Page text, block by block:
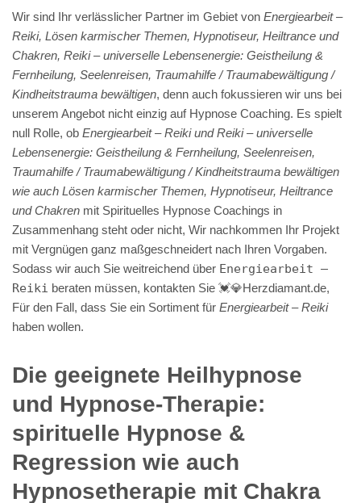
Wir sind Ihr verlässlicher Partner im Gebiet von Energiearbeit –
Reiki, Lösen karmischer Themen, Hypnotiseur, Heiltrance und
Chakren, Reiki – universelle Lebensenergie: Geistheilung &
Fernheilung, Seelenreisen, Traumahilfe / Traumabewältigung /
Kindheitstrauma bewältigen, denn auch fokussieren wir uns bei
unserem Angebot nicht einzig auf Hypnose Coaching. Es spielt
null Rolle, ob Energiearbeit – Reiki und Reiki – universelle
Lebensenergie: Geistheilung & Fernheilung, Seelenreisen,
Traumahilfe / Traumabewältigung / Kindheitstrauma bewältigen
wie auch Lösen karmischer Themen, Hypnotiseur, Heiltrance
und Chakren mit Spirituelles Hypnose Coachings in
Zusammenhang steht oder nicht, Wir nachkommen Ihr Projekt
mit Vergnügen ganz maßgeschneidert nach Ihren Vorgaben.
Sodass wir auch Sie weitreichend über Energiearbeit –
Reiki beraten müssen, kontakten Sie 💓️💎Herzdiamant.de,
Für den Fall, dass Sie ein Sortiment für Energiearbeit – Reiki
haben wollen.
Die geeignete Heilhypnose
und Hypnose-Therapie:
spirituelle Hypnose &
Regression wie auch
Hypnosetherapie mit Chakra